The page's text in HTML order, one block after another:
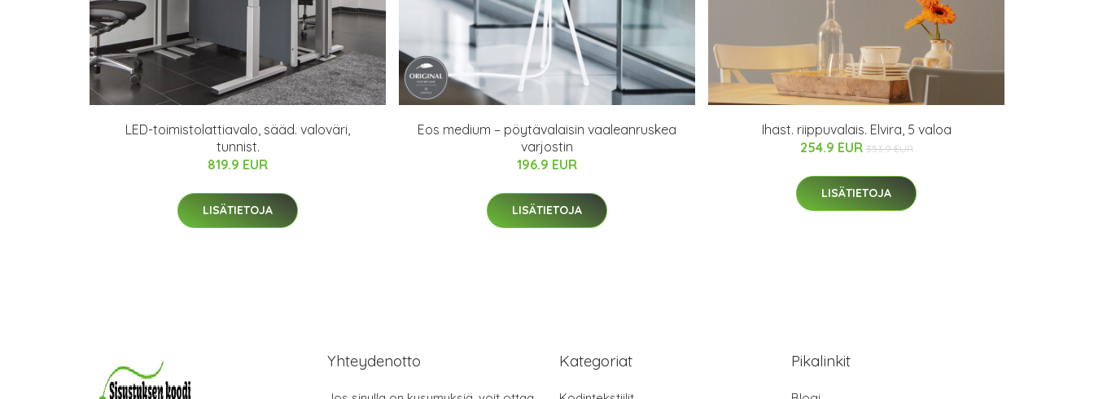
LED-toimistolattiavalo, sääd. valoväri,
tunnist.
819.9 EUR
LISÄTIETOJA
Eos medium – pöytävalaisin vaaleanruskea
varjostin
196.9 EUR
LISÄTIETOJA
Ihast. riippuvalais. Elvira, 5 valoa
254.9 EUR 353.9 EUR
LISÄTIETOJA
Yhteydenotto Kategoriat Pikalinkit